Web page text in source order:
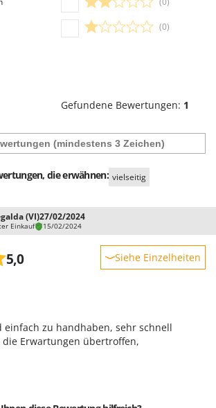
TecnoVIR
(0)
Gefundene Bewertungen: 1
die erwähnen: vielseitig
(VI)27/02/2024
Einkauf 15/02/2024
5,0 Siehe Einzelheiten
einfach zu handhaben, sehr schnell
Erwartungen übertroffen,